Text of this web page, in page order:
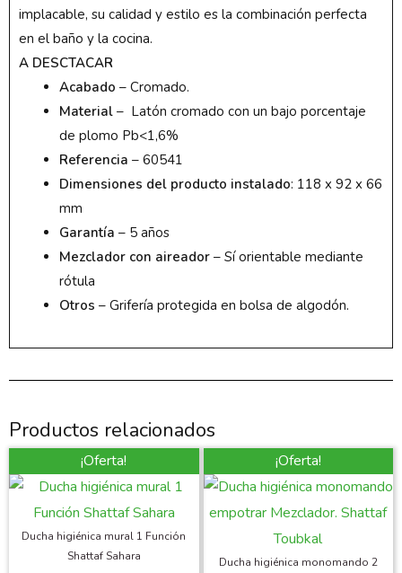
implacable, su calidad y estilo es la combinación perfecta
en el baño y la cocina.
A DESCTACAR
Acabado – Cromado.
Material – Latón cromado con un bajo porcentaje
de plomo Pb<1,6%
Referencia – 60541
Dimensiones del producto instalado: 118 x 92 x 66
mm
Garantía – 5 años
Mezclador con aireador – Sí orientable mediante
rótula
Otros – Grifería protegida en bolsa de algodón.
Productos relacionados
¡Oferta!
Ducha higiénica mural 1 Función
Shattaf Sahara
¡Oferta!
Ducha higiénica monomando 2